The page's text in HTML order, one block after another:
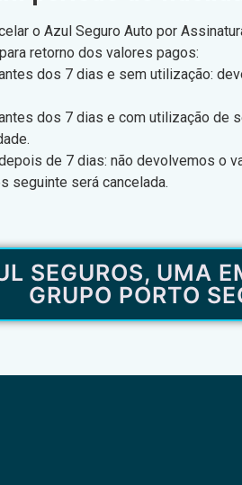
o Azul Seguro Auto por
retorno dos valores pagos:
dos 7 dias e sem utilização:
dos 7 dias e com utilização de
de 7 dias: não devolvemos o
seguinte será cancelada.
SEGUROS, UMA
GRUPO PORTO